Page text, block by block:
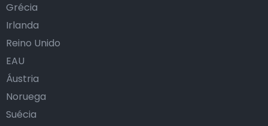
Grécia
Irlanda
Reino Unido
EAU
Áustria
Noruega
Suécia